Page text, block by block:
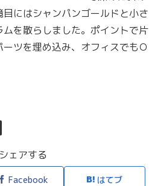
にはシャンパンゴールドと小さ
を散らしました。ポイントで片
ツを埋め込み、オフィスでもＯ
シェアする
Facebook はてブ